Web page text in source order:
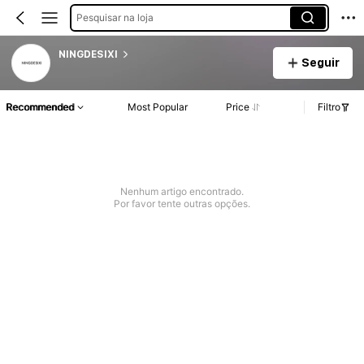
Pesquisar na loja
NINGDESIXI
Seguir
Recommended Most Popular Price Filtro
Nenhum artigo encontrado.
Por favor tente outras opções.